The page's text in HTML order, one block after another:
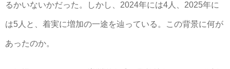
るかいないかだった。しかし、2024年には4人、2025年に
は5人と、着実に増加の一途を辿っている。この背景に何が
あったのか。